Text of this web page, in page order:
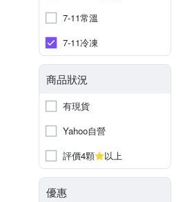
7-11常溫
7-11冷凍
商品狀況
有現貨
Yahoo自營
評價4顆
以上
優惠